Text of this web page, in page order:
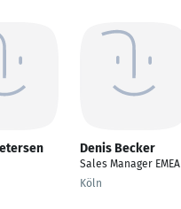
Denis Becker
Sales Manager EMEA
Köln